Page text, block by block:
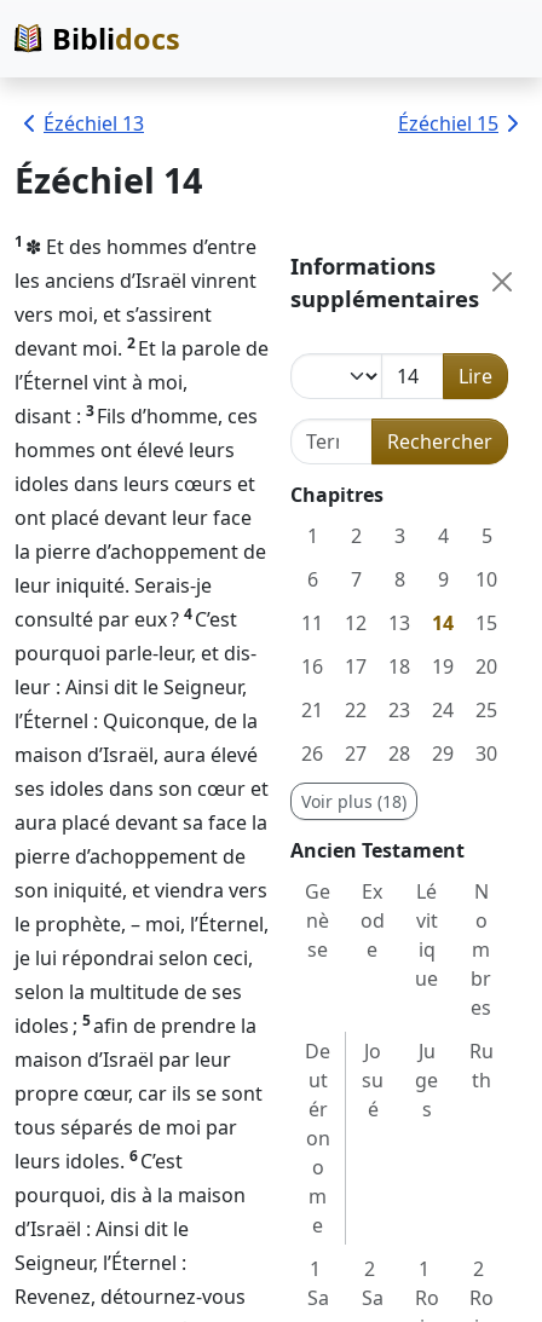
Biblidocs
Ézéchiel 13 Ézéchiel 15
Ézéchiel 14
1 ✽ Et des hommes d’entre
les anciens d’Israël vinrent
vers moi, et s’assirent
devant moi. 2Et la parole de
l’Éternel vint à moi,
disant : 3Fils d’homme, ces
hommes ont élevé leurs
idoles dans leurs cœurs et
ont placé devant leur face
la pierre d’achoppement de
leur iniquité. Serais-je
consulté par eux ? 4C’est
pourquoi parle-leur, et dis-
leur : Ainsi dit leSeigneur,
l’Éternel : Quiconque, de la
maison d’Israël, aura élevé
ses idoles dans son cœur et
aura placé devant sa face la
pierre d’achoppement de
son iniquité, et viendra vers
le prophète, – moi, l’Éternel,
je lui répondrai selon ceci,
selon la multitude de ses
idoles ; 5afin de prendre la
maison d’Israël par leur
propre cœur, car ils se sont
tous séparés de moi par
leurs idoles. 6C’est
pourquoi, dis à la maison
d’Israël : Ainsi dit le
Seigneur, l’Éternel :
Revenez, détournez-vous
Informations
supplémentaires
Lire
Terme de recherche dans
Rechercher
Chapitres
1
2 3 4
5
6
7 8 9
10
11
12 13 14
15
16
17 18 19
20
21
22 23 24
25
26
27 28 29 30
Voir plus (18)
Ancien Testament
Ge
nè
se
Ex
od
e
Lé
vit
iq
ue
N
o
m
br
es
De
ut
ér
on
o
m
e
Jo
su
é
Ju
ge
s
Ru
th
1
Sa
2
Sa
1
Ro
2
Ro